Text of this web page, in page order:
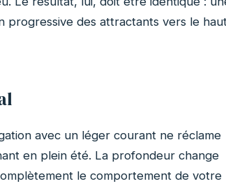
progressive des attractants vers le
avec un léger courant ne réclame
en plein été. La profondeur change
le comportement de votre